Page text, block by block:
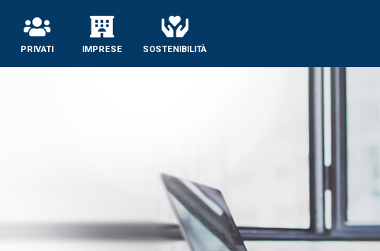
PRIVATI IMPRESE SOSTENIBILITÀ